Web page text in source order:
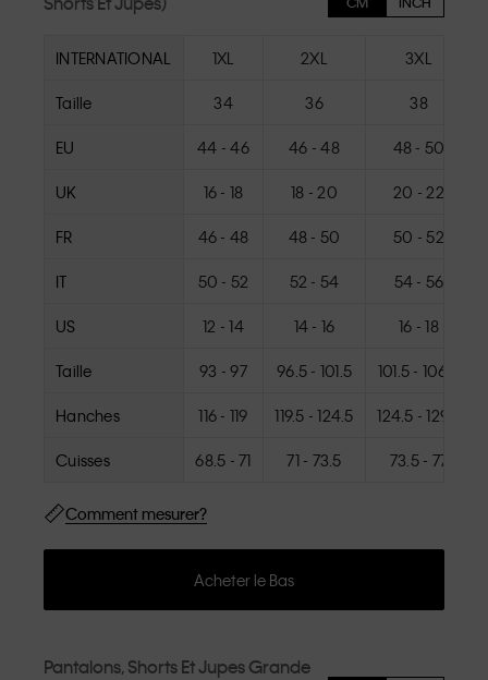
INTERNATIONAL 1XL 2XL 3XL
Taille 34 36 38
EU 44 - 46 46 - 48 48 - 50
UK 16 - 18 18 - 20 20 - 22
FR 46 - 48 48 - 50 50 - 52
IT 50 - 52 52 - 54 54 - 56
US 12 - 14 14 - 16 16 - 18
Taille 93 - 97 96.5 - 101.5 101.5 - 106.5
Hanches 116 - 119 119.5 - 124.5 124.5 - 129.5
Cuisses 68.5 - 71 71 - 73.5 73.5 - 77
Comment mesurer?
Acheter le Bas
Pantalons, Shorts Et Jupes Grande